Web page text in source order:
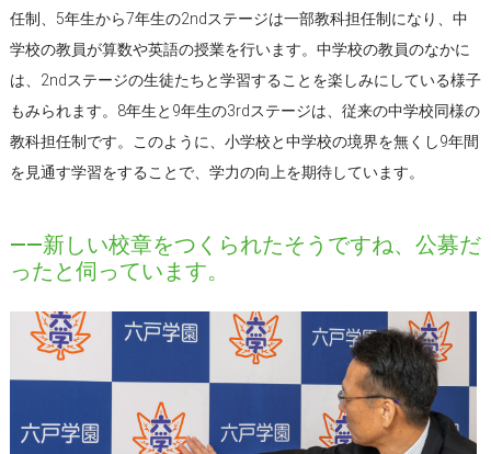
任制、5年生から7年生の2ndステージは一部教科担任制になり、中
学校の教員が算数や英語の授業を行います。中学校の教員のなかに
は、2ndステージの生徒たちと学習することを楽しみにしている様子
もみられます。8年生と9年生の3rdステージは、従来の中学校同様の
教科担任制です。このように、小学校と中学校の境界を無くし9年間
を見通す学習をすることで、学力の向上を期待しています。
――新しい校章をつくられたそうですね、公募だ
ったと伺っています。